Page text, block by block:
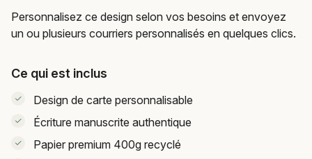
Personnalisez ce design selon vos besoins et envoyez
un ou plusieurs courriers personnalisés en quelques clics.
Ce qui est inclus
Design de carte personnalisable
Écriture manuscrite authentique
Papier premium 400g recyclé